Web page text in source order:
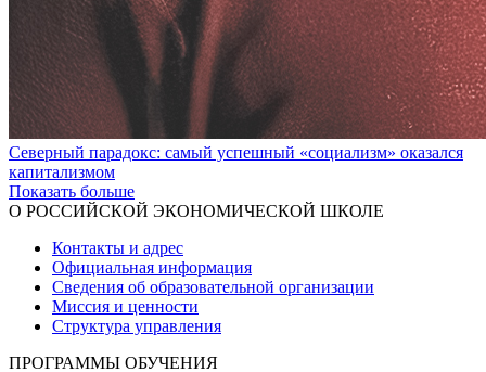
Северный парадокс: самый успешный «социализм» оказался
капитализмом
Показать больше
О РОССИЙСКОЙ ЭКОНОМИЧЕСКОЙ ШКОЛЕ
Контакты и адрес
Официальная информация
Сведения об образовательной организации
Миссия и ценности
Структура управления
ПРОГРАММЫ ОБУЧЕНИЯ